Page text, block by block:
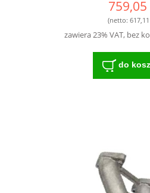
759,05
(netto: 617,11
zawiera 23% VAT, bez
do